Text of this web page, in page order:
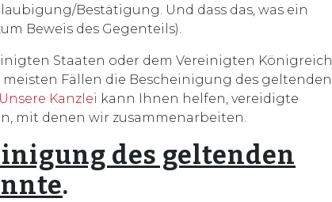
Bestätigung. Und dass das, was ein
Beweis des Gegenteils).
Staaten oder dem Vereinigten Königreich
Fällen die Bescheinigung des geltenden
Unsere Kanzlei kann Ihnen helfen, vereidigte
mit denen wir zusammenarbeiten.
des geltenden
.